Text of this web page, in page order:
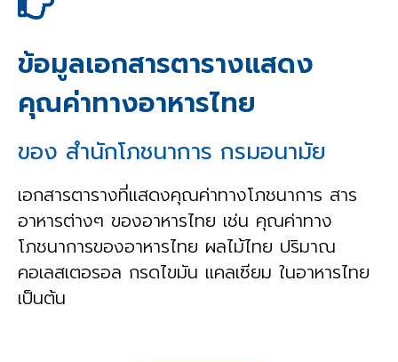
ข้อมูลเอกสารตารางแสดง
คุณค่าทางอาหารไทย
ของ สำนักโภชนาการ กรมอนามัย
เอกสารตารางที่แสดงคุณค่าทางโภชนาการ สาร
อาหารต่างๆ ของอาหารไทย เช่น คุณค่าทาง
โภชนาการของอาหารไทย ผลไม้ไทย ปริมาณ
คอเลสเตอรอล กรดไขมัน แคลเซียม ในอาหารไทย
เป็นต้น